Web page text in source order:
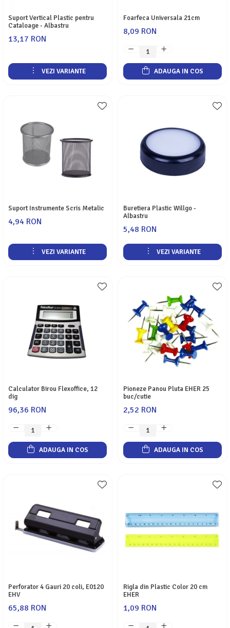
Sapunuri
Suport Vertical Plastic pentru
Cataloage - Albastru
13,17 RON
VEZI VARIANTE
Foarfeca Universala 21cm
8,09 RON
ADAUGA IN COS
Suport Instrumente Scris Metalic
4,94 RON
VEZI VARIANTE
Buretiera Plastic Willgo -
Albastru
5,48 RON
VEZI VARIANTE
Calculator Birou Flexoffice, 12
dig
96,36 RON
ADAUGA IN COS
Pioneze Panou Pluta EHER 25
buc/cutie
2,52 RON
ADAUGA IN COS
Perforator 4 Gauri 20 coli, E0120
EHV
65,88 RON
Rigla din Plastic Color 20 cm
EHER
1,09 RON